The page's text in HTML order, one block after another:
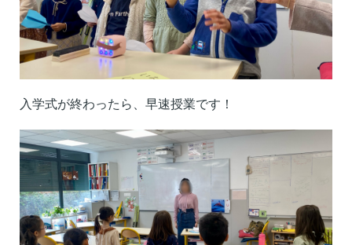
入学式が終わったら、早速授業です！